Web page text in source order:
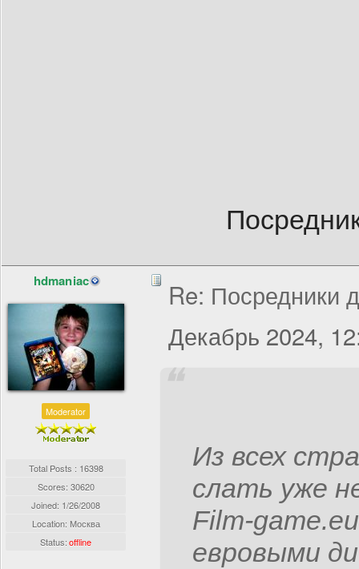
hdmaniac
Moderator
Total Posts : 16398
Scores: 30620
Joined: 1/26/2008
Location: Москва
Status:offline
Re: Посредники
Декабрь 2024,
Из всех
слать уже
Film-
евровыми